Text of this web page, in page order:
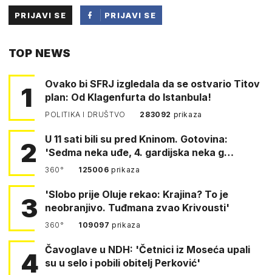
PRIJAVI SE
PRIJAVI SE
TOP NEWS
1
Ovako bi SFRJ izgledala da se ostvario Titov
plan: Od Klagenfurta do Istanbula!
POLITIKA I DRUŠTVO 283092 prikaza
2
U 11 sati bili su pred Kninom. Gotovina:
'Sedma neka uđe, 4. gardijska neka g…
360° 125006prikaza
3
'Slobo prije Oluje rekao: Krajina? To je
neobranjivo. Tuđmana zvao Krivousti'
360° 109097prikaza
4 Čavoglave u NDH: 'Četnici iz Moseća upali
su u selo i pobili obitelj Perković'